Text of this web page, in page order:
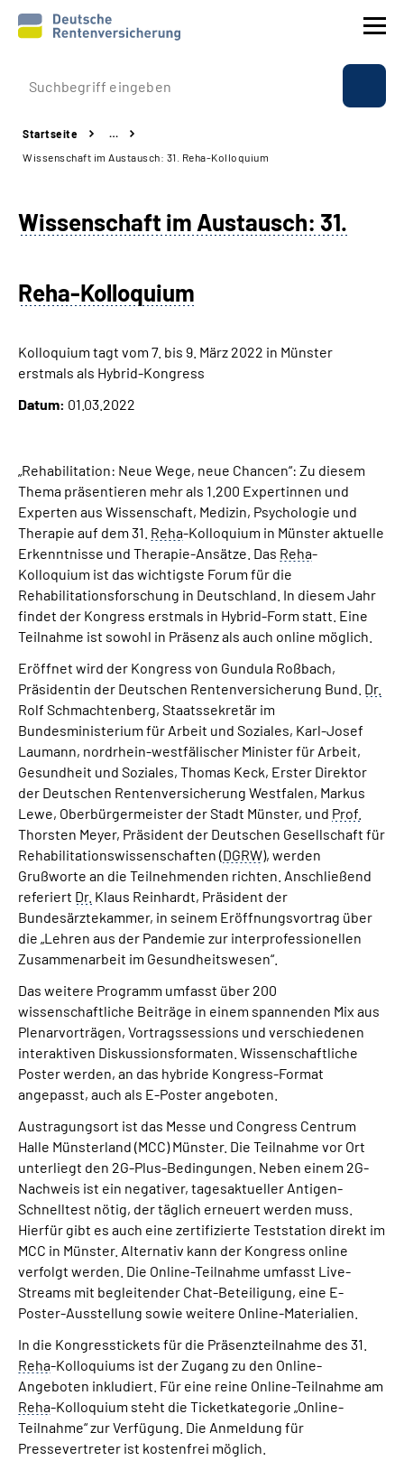
Prävention
Reha
Experten
Über uns & Presse
Online-Services
Language
Inhalte in Gebärdensprache (DGS)
Leichte Sprache
Mein Kundenportal
Startseite
…
Wissenschaft im Austausch: 31. Reha-Kolloquium
Wissenschaft im Austausch: 31.
Reha-Kolloquium
Kolloquium tagt vom 7. bis 9. März 2022 in Münster
erstmals als Hybrid-Kongress
Datum: 01.03.2022
„Rehabilitation: Neue Wege, neue Chancen“: Zu diesem
Thema präsentieren mehr als 1.200 Expertinnen und
Experten aus Wissenschaft, Medizin, Psychologie und
Therapie auf dem 31. Reha-Kolloquium in Münster aktuelle
Erkenntnisse und Therapie-Ansätze. Das Reha-
Kolloquium ist das wichtigste Forum für die
Rehabilitationsforschung in Deutschland. In diesem Jahr
findet der Kongress erstmals in Hybrid-Form statt. Eine
Teilnahme ist sowohl in Präsenz als auch online möglich.
Eröffnet wird der Kongress von Gundula Roßbach,
Präsidentin der Deutschen Rentenversicherung Bund. Dr.
Rolf Schmachtenberg, Staatssekretär im
Bundesministerium für Arbeit und Soziales, Karl-Josef
Laumann, nordrhein-westfälischer Minister für Arbeit,
Gesundheit und Soziales, Thomas Keck, Erster Direktor
der Deutschen Rentenversicherung Westfalen, Markus
Lewe, Oberbürgermeister der Stadt Münster, und Prof.
Thorsten Meyer, Präsident der Deutschen Gesellschaft für
Rehabilitationswissenschaften (DGRW), werden
Grußworte an die Teilnehmenden richten. Anschließend
referiert Dr. Klaus Reinhardt, Präsident der
Bundesärztekammer, in seinem Eröffnungsvortrag über
die „Lehren aus der Pandemie zur interprofessionellen
Zusammenarbeit im Gesundheitswesen“.
Das weitere Programm umfasst über 200
wissenschaftliche Beiträge in einem spannenden Mix aus
Plenarvorträgen, Vortragssessions und verschiedenen
interaktiven Diskussionsformaten. Wissenschaftliche
Poster werden, an das hybride Kongress-Format
angepasst, auch als E-Poster angeboten.
Austragungsort ist das Messe und Congress Centrum
Halle Münsterland (MCC) Münster. Die Teilnahme vor Ort
unterliegt den 2G-Plus-Bedingungen. Neben einem 2G-
Nachweis ist ein negativer, tagesaktueller Antigen-
Schnelltest nötig, der täglich erneuert werden muss.
Hierfür gibt es auch eine zertifizierte Teststation direkt im
MCC in Münster. Alternativ kann der Kongress online
verfolgt werden. Die Online-Teilnahme umfasst Live-
Streams mit begleitender Chat-Beteiligung, eine E-
Poster-Ausstellung sowie weitere Online-Materialien.
In die Kongresstickets für die Präsenzteilnahme des 31.
Reha-Kolloquiums ist der Zugang zu den Online-
Angeboten inkludiert. Für eine reine Online-Teilnahme am
Reha-Kolloquium steht die Ticketkategorie „Online-
Teilnahme“ zur Verfügung. Die Anmeldung für
Pressevertreter ist kostenfrei möglich.